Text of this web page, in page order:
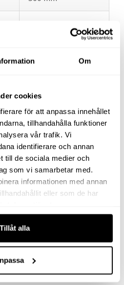
Om
cookies
för att anpassa innehållet
tillhandahålla funktioner
vår trafik. Vi
identifierare och annan
till de sociala medier och
som vi samarbetar med.
informationen med annan
eller som de har
Tillåt alla
114 mm
315 mm
41,3 kg
11400
produkter